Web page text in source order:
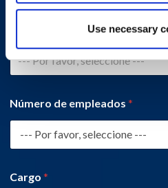
Use necessary
--- Por favor, seleccione ---
Número de empleados *
Cargo *